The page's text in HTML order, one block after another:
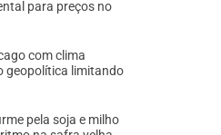
para preços no
com clima
geopolítica limitando
pela soja e milho